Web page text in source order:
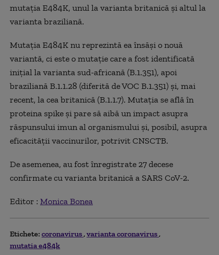
mutațiaE484K, unul la varianta britanică și altul la
varianta braziliană.
Mutația E484K nu reprezintă ea însăși o nouă
variantă, ci este o mutație care a fost identificată
inițial la varianta sud-africană (B.1.351), apoi
braziliană B.1.1.28 (diferită de VOC B.1.351) și, mai
recent, la cea britanică (B.1.1.7). Mutația se află în
proteina spike și pare să aibă un impact asupra
răspunsului imun al organismului și, posibil, asupra
eficacității vaccinurilor, potrivit CNSCTB.
De asemenea, au fost înregistrate 27 decese
confirmate cu varianta britanică a SARS CoV-2.
Editor : Monica Bonea
Etichete: coronavirus varianta coronavirus
mutatia e484k